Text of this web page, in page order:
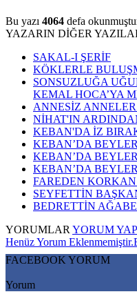
Bu yazı 4064 defa
YAZARIN DİĞER
SAKAL-I ŞERİF
KÖKLERLE
SONSUZLUĞA
KEMAL HOCA’YA
ANNESİZ
NİHAT'IN
KEBAN'DA İZ
KEBAN’DA
KEBAN’DA
KEBAN’DA
FAREDEN
SEYFETTİN
BEDRETTİN
YORUMLAR YORUM
Henüz Yorum
FACEBOOK YORUM
Yorum